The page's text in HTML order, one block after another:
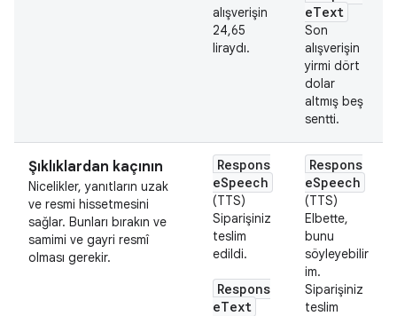
alışverişin
24,65
liraydı.
eText
Son
alışverişin
yirmi dört
dolar
altmış beş
sentti.
Şıklıklardan kaçının
Nicelikler, yanıtların uzak
ve resmi hissetmesini
sağlar. Bunları bırakın ve
samimi ve gayri resmî
olması gerekir.
Respons
eSpeech
(TTS)
Siparişiniz
teslim
edildi.
Respons
eText
Respons
eSpeech
(TTS)
Elbette,
bunu
söyleyebilir
im.
Siparişiniz
teslim